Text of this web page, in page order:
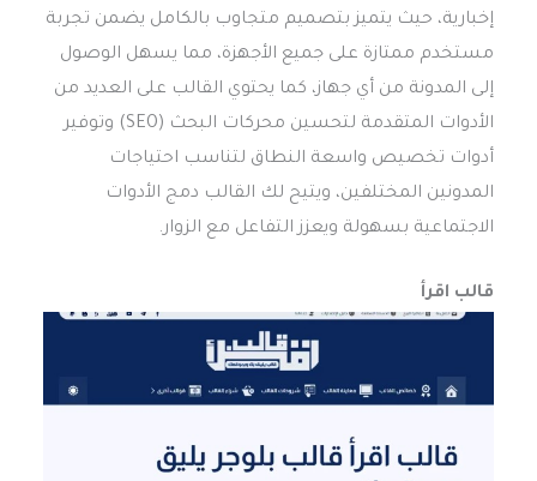
إخبارية، حيث يتميز بتصميم متجاوب بالكامل يضمن تجربة
مستخدم ممتازة على جميع الأجهزة، مما يسهل الوصول
إلى المدونة من أي جهاز، كما يحتوي القالب على العديد من
الأدوات المتقدمة لتحسين محركات البحث (SEO) وتوفير
أدوات تخصيص واسعة النطاق لتناسب احتياجات
المدونين المختلفين، ويتيح لك القالب دمج الأدوات
الاجتماعية بسهولة ويعزز التفاعل مع الزوار.
قالب اقرأ